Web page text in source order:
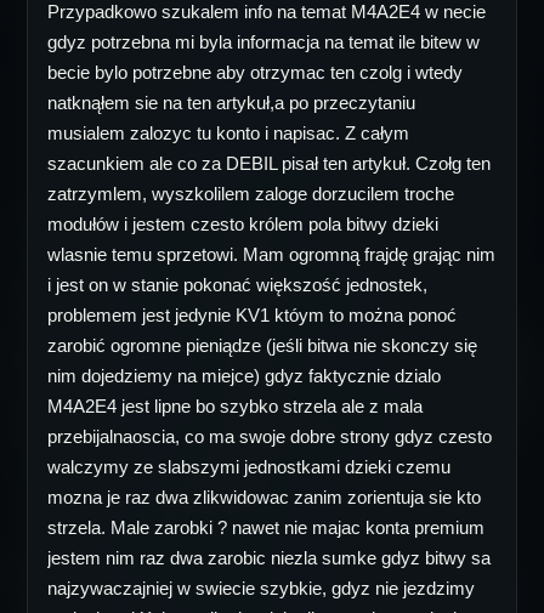
Przypadkowo szukalem info na temat M4A2E4 w necie
gdyz potrzebna mi byla informacja na temat ile bitew w
becie bylo potrzebne aby otrzymac ten czolg i wtedy
natknąłem sie na ten artykuł,a po przeczytaniu
musialem zalozyc tu konto i napisac. Z całym
szacunkiem ale co za DEBIL pisał ten artykuł. Czołg ten
zatrzymlem, wyszkolilem zaloge dorzucilem troche
modułów i jestem czesto królem pola bitwy dzieki
wlasnie temu sprzetowi. Mam ogromną frajdę grając nim
i jest on w stanie pokonać większość jednostek,
problemem jest jedynie KV1 któym to można ponoć
zarobić ogromne pieniądze (jeśli bitwa nie skonczy się
nim dojedziemy na miejce) gdyz faktycznie dzialo
M4A2E4 jest lipne bo szybko strzela ale z mala
przebijalnaoscia, co ma swoje dobre strony gdyz czesto
walczymy ze slabszymi jednostkami dzieki czemu
mozna je raz dwa zlikwidowac zanim zorientuja sie kto
strzela. Male zarobki ? nawet nie majac konta premium
jestem nim raz dwa zarobic niezla sumke gdyz bitwy sa
najzywaczajniej w swiecie szybkie, gdyz nie jezdzimy